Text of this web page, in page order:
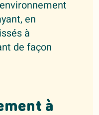
en
à
de façon
à